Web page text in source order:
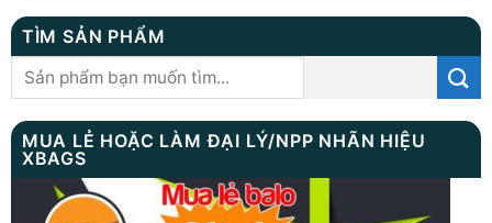
TÌM SẢN PHẨM
Tìm
kiếm:
MUA LẺ HOẶC LÀM ĐẠI LÝ/NPP NHÃN HIỆU
XBAGS